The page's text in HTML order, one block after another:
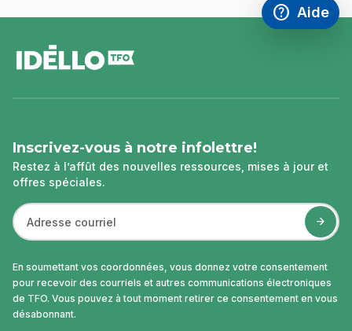
help
Accéder à
Aide
,Ce lien
de
page
Inscrivez-vous à notre infolettre!
Restez à l’affût des nouvelles ressources, mises à jour et
offres spéciales.
En soumettant vos coordonnées, vous donnez votre consentement
pour recevoir des courriels et autres communications électroniques
de TFO. Vous pouvez à tout moment retirer ce consentement en vous
désabonnant.